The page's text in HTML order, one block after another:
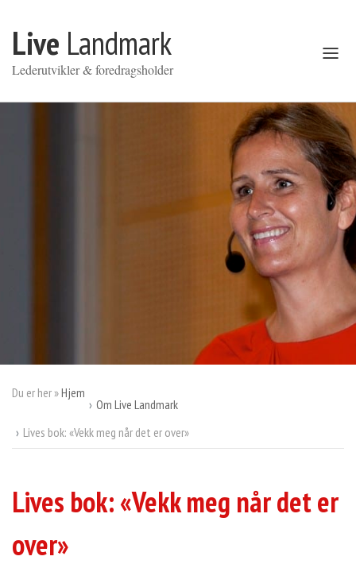
Live Landmark
Lederutvikler & foredragsholder
Åpne
meny
Du er her »Hjem
Om Live Landmark
Lives bok: «Vekk meg når det er over»
Lives bok: «Vekk meg når det er
over»